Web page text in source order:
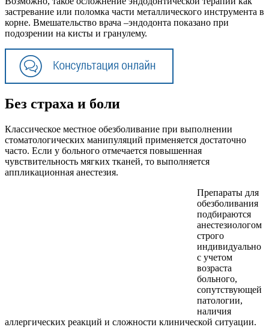
застревание или поломка части металлического инструмента в
корне. Вмешательство врача –эндодонта показано при
подозрении на кисты и гранулему.
Без страха и боли
Классическое местное обезболивание при выполнении
стоматологических манипуляций применяется достаточно
часто. Если у больного отмечается повышенная
чувствительность мягких тканей, то выполняется
аппликационная анестезия.
Препараты для
обезболивания
подбираются
анестезиологом
строго
индивидуально
с учетом
возраста
больного,
сопутствующей
патологии,
наличия
аллергических реакций и сложности клинической ситуации.